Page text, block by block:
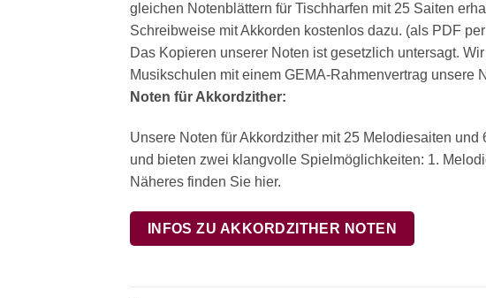
gleichen Notenblättern für Tischharfen mit 25 Saiten
Schreibweise mit Akkorden kostenlos dazu. (als PDF
Das Kopieren unserer Noten ist gesetzlich untersagt.
Musikschulen mit einem GEMA-Rahmenvertrag unsere
Noten für Akkordzither:
Unsere Noten für Akkordzither mit 25 Melodiesaiten
und bieten zwei klangvolle Spielmöglichkeiten: 1.
Näheres finden Sie hier.
INFOS ZU AKKORDZITHER NOTEN